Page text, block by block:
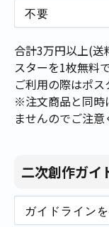
合計3万円以上(送
スターを1枚無料
ご利用の際はポス
※注文商品と同時
ませんのでご注意
二次創作ガイ